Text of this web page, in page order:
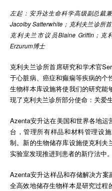
左起：安升达生命科学高级副总裁
Jacolby Satterwhite；克利夫兰诊所
克利夫兰市议员Blaine Griffin；
Erzurum博士
克利夫兰诊所首席研究和学术官
于心脏病、癌症和癫痫等疾病的个
生物样本库设施将使我们的研究能
现了克利夫兰诊所部分使命：关爱
Azenta安升达在美国和世界各地
台，管理所有样品和材料管理设
制。新的生物储存库设施使克利
实验室发现推进到患者的新疗法中。
Azenta安升达样品和存储解决方案
全高效地储存生物样本是研究过程